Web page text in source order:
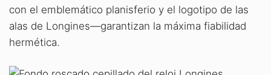
con el emblemático planisferio y el logotipo de las
alas de Longines—garantizan la máxima fiabilidad
hermética.